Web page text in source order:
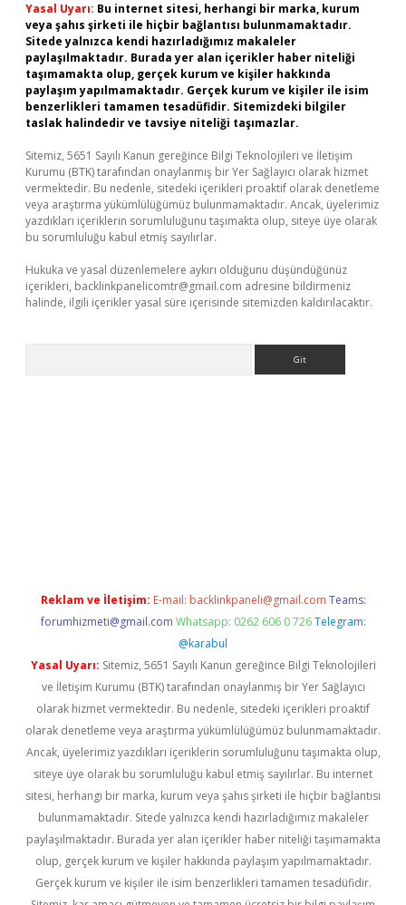
Yasal Uyarı: Bu internet sitesi, herhangi bir marka, kurum
veya şahıs şirketi ile hiçbir bağlantısı bulunmamaktadır.
Sitede yalnızca kendi hazırladığımız makaleler
paylaşılmaktadır. Burada yer alan içerikler haber niteliği
taşımamakta olup, gerçek kurum ve kişiler hakkında
paylaşım yapılmamaktadır. Gerçek kurum ve kişiler ile isim
benzerlikleri tamamen tesadüfidir. Sitemizdeki bilgiler
taslak halindedir ve tavsiye niteliği taşımazlar.
Sitemiz, 5651 Sayılı Kanun gereğince Bilgi Teknolojileri ve İletişim
Kurumu (BTK) tarafından onaylanmış bir Yer Sağlayıcı olarak hizmet
vermektedir. Bu nedenle, sitedeki içerikleri proaktif olarak denetleme
veya araştırma yükümlülüğümüz bulunmamaktadır. Ancak, üyelerimiz
yazdıkları içeriklerin sorumluluğunu taşımakta olup, siteye üye olarak
bu sorumluluğu kabul etmiş sayılırlar.
Hukuka ve yasal düzenlemelere aykırı olduğunu düşündüğünüz
içerikleri, backlinkpanelicomtr@gmail.com adresine bildirmeniz
halinde, ilgili içerikler yasal süre içerisinde sitemizden kaldırılacaktır.
Reklam ve İletişim: E-mail: backlinkpaneli@gmail.com Teams:
forumhizmeti@gmail.com Whatsapp: 0262 606 0 726 Telegram:
@karabul
Yasal Uyarı: Sitemiz, 5651 Sayılı Kanun gereğince Bilgi Teknolojileri
ve İletişim Kurumu (BTK) tarafından onaylanmış bir Yer Sağlayıcı
olarak hizmet vermektedir. Bu nedenle, sitedeki içerikleri proaktif
olarak denetleme veya araştırma yükümlülüğümüz bulunmamaktadır.
Ancak, üyelerimiz yazdıkları içeriklerin sorumluluğunu taşımakta olup,
siteye üye olarak bu sorumluluğu kabul etmiş sayılırlar. Bu internet
sitesi, herhangi bir marka, kurum veya şahıs şirketi ile hiçbir bağlantısı
bulunmamaktadır. Sitede yalnızca kendi hazırladığımız makaleler
paylaşılmaktadır. Burada yer alan içerikler haber niteliği taşımamakta
olup, gerçek kurum ve kişiler hakkında paylaşım yapılmamaktadır.
Gerçek kurum ve kişiler ile isim benzerlikleri tamamen tesadüfidir.